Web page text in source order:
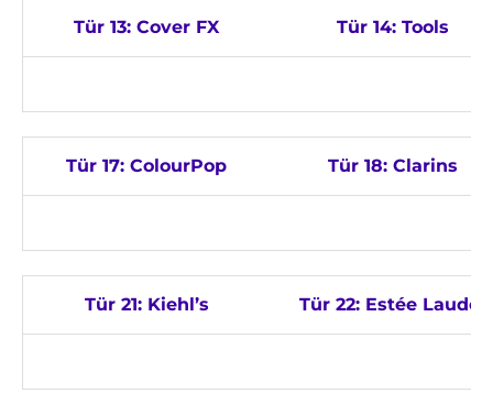
Tür 13: Cover FX Tür 14: Tools
Tür 17: ColourPop Tür 18: Clarins
Tür 21: Kiehl’s Tür 22: Estée Lauder